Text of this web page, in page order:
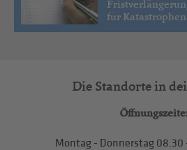
für
Die Standorte in
Montag - Donnerstag 08.30